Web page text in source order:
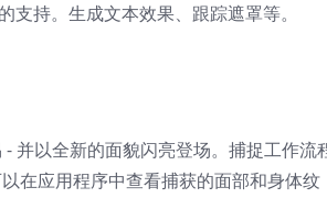
持。生成文本效果、跟踪遮罩等。
并以全新的面貌闪亮登场。捕捉工作流
在应用程序中查看捕获的面部和身体纹